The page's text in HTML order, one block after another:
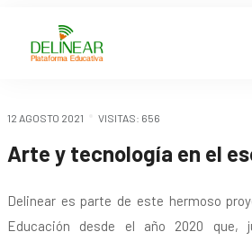
12 AGOSTO 2021 VISITAS: 656
Arte y tecnología en el
Delinear es parte de este hermoso
Educación desde el año 2020 que,